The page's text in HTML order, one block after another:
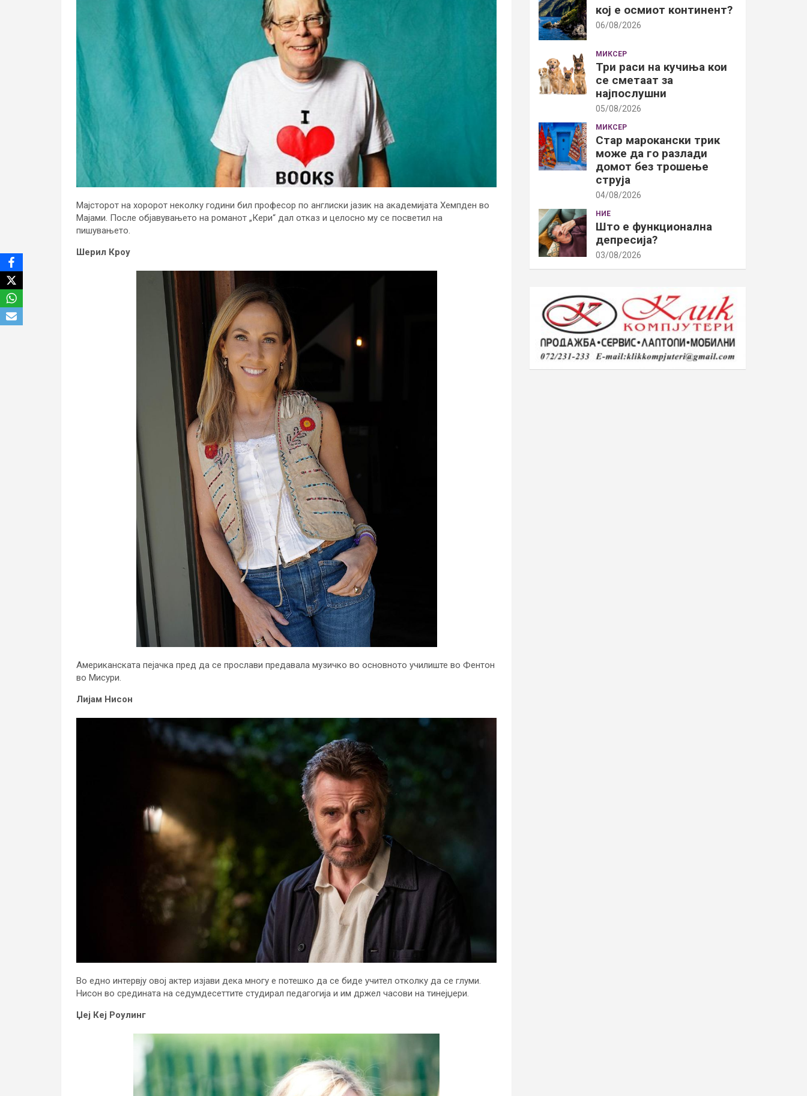
Мајсторот на хоророт неколку години бил професор по англиски јазик на академијата Хемпден во
Мајами. После објавувањето на романот „Кери“ дал отказ и целосно му се посветил на
пишувањето.
Шерил Кроу
Американската пејачка пред да се прослави предавала музичко во основното училиште во Фентон
во Мисури.
Лијам Нисон
Во едно интервју овој актер изјави дека многу е потешко да се биде учител отколку да се глуми.
Нисон во средината на седумдесеттите студирал педагогија и им држел часови на тинејџери.
Џеј Кеј Роулинг
кој е осмиот континент?
06/08/2026
МИКСЕР
Три раси на кучиња кои
се сметаат за
најпослушни
05/08/2026
МИКСЕР
Стар марокански трик
може да го разлади
домот без трошење
струја
04/08/2026
НИЕ
Што е функционална
депресија?
03/08/2026